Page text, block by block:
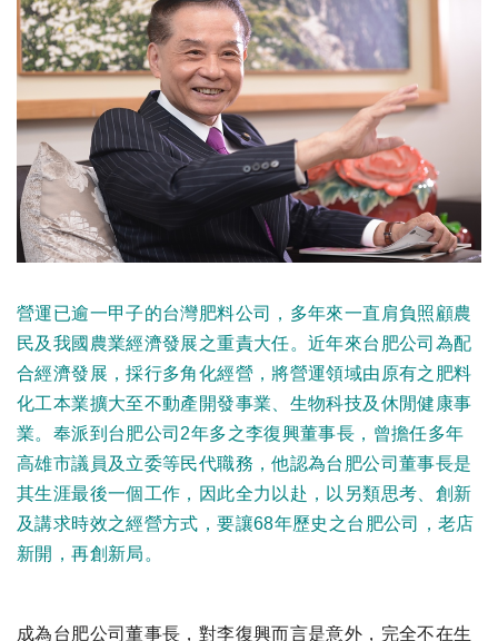
營運已逾一甲子的台灣肥料公司，多年來一直肩負照顧農
民及我國農業經濟發展之重責大任。近年來台肥公司為配
合經濟發展，採行多角化經營，將營運領域由原有之肥料
化工本業擴大至不動產開發事業、生物科技及休閒健康事
業。奉派到台肥公司2年多之李復興董事長，曾擔任多年
高雄市議員及立委等民代職務，他認為台肥公司董事長是
其生涯最後一個工作，因此全力以赴，以另類思考、創新
及講求時效之經營方式，要讓68年歷史之台肥公司，老店
新開，再創新局。
成為台肥公司董事長，對李復興而言是意外，完全不在生